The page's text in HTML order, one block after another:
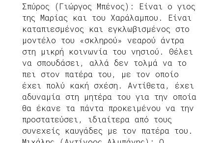
Σπύρος (Γιώργος Μπένος): Είναι ο γιος
της Μαρίας και του Χαράλαμπου. Είναι
καταπιεσμένος και εγκλωβισμένος στο
μοντέλο του «σκληρού» νεαρού άντρα
στη μικρή κοινωνία του νησιού. Θέλει
να σπουδάσει, αλλά δεν τολμά να το
πει στον πατέρα του, με τον οποίο
έχει πολύ κακή σχέση. Αντίθετα, έχει
αδυναμία στη μητέρα του για την οποία
θα έκανε τα πάντα προκειμένου να την
προστατεύσει, ιδιαίτερα από τους
συνεχείς καυγάδες με τον πατέρα του.